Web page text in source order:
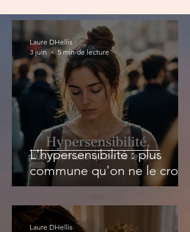
L'hypersensibilité : plus
commune qu'on ne le croit
Laure DHellis
3 juin
5 min de lecture
Laure DHellis